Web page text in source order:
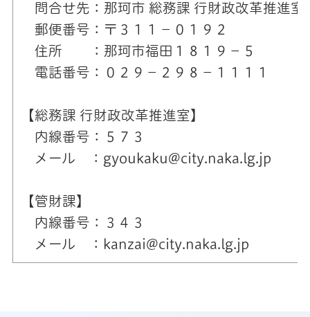
問合せ先：那珂市 総務課 行財政改革推進室
郵便番号：〒３１１－０１９２
住所 ：那珂市福田１８１９－５
電話番号：０２９－２９８－１１１１
【総務課 行財政改革推進室】
内線番号：５７３
メール ：gyoukaku@city.naka.lg.jp
【管財課】
内線番号：３４３
メール ：kanzai@city.naka.lg.jp